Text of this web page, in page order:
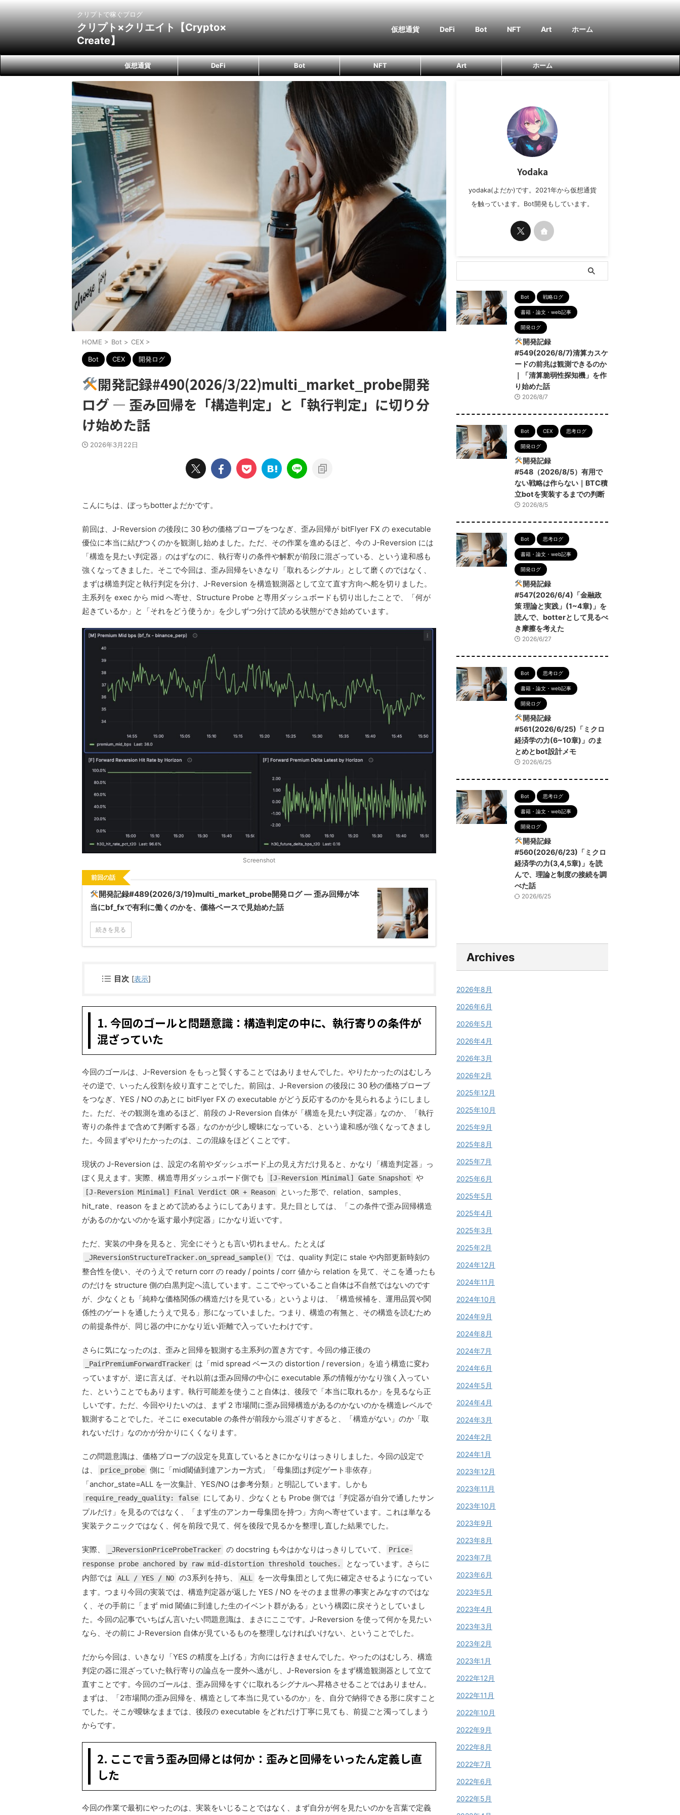
クリプトで稼ぐブログ
クリプト×クリエイト【Crypto×
Create】
仮想通貨 DeFi Bot NFT Art ホーム
仮想通貨 DeFi Bot NFT Art ホーム
HOME > Bot > CEX >
Bot CEX 開発ログ
開発記録#490(2026/3/22)multi_market_probe開発
ログ ― 歪み回帰を「構造判定」と「執行判定」に切り分
け始めた話
2026年3月22日
こんにちは、ぼっちbotterよだかです。
前回は、J-Reversion の後段に 30 秒の価格プローブをつなぎ、歪み回帰が bitFlyer FX の executable
優位に本当に結びつくのかを観測し始めました。ただ、その作業を進めるほど、今の J-Reversion には
「構造を見たい判定器」のはずなのに、執行寄りの条件や解釈が前段に混ざっている、という違和感も
強くなってきました。そこで今回は、歪み回帰をいきなり「取れるシグナル」として磨くのではなく、
まずは構造判定と執行判定を分け、J-Reversion を構造観測器として立て直す方向へ舵を切りました。
主系列を exec から mid へ寄せ、Structure Probe と専用ダッシュボードも切り出したことで、「何が
起きているか」と「それをどう使うか」を少しずつ分けて読める状態ができ始めています。
Screenshot
前回の話
開発記録#489(2026/3/19)multi_market_probe開発ログ ― 歪み回帰が本
当にbf_fxで有利に働くのかを、価格ベースで見始めた話
続きを見る
目次 [表示]
1. 今回のゴールと問題意識：構造判定の中に、執行寄りの条件が
混ざっていた
今回のゴールは、J-Reversion をもっと賢くすることではありませんでした。やりたかったのはむしろ
その逆で、いったん役割を絞り直すことでした。前回は、J-Reversion の後段に 30 秒の価格プローブ
をつなぎ、YES / NO のあとに bitFlyer FX の executable がどう反応するのかを見られるようにしまし
た。ただ、その観測を進めるほど、前段の J-Reversion 自体が「構造を見たい判定器」なのか、「執行
寄りの条件まで含めて判断する器」なのかが少し曖昧になっている、という違和感が強くなってきまし
た。今回まずやりたかったのは、この混線をほどくことです。
現状の J-Reversion は、設定の名前やダッシュボード上の見え方だけ見ると、かなり「構造判定器」っ
ぽく見えます。実際、構造専用ダッシュボード側でも
[J-Reversion Minimal] Gate Snapshot や
[J-Reversion Minimal] Final Verdict OR + Reason
といった形で、relation、samples、
hit_rate、reason をまとめて読めるようにしてあります。見た目としては、「この条件で歪み回帰構造
があるのかないのかを返す最小判定器」にかなり近いです。
ただ、実装の中身を見ると、完全にそうとも言い切れません。たとえば
_JReversionStructureTracker.on_spread_sample()
では、quality 判定に stale や内部更新時刻の
整合性を使い、そのうえで return corr の ready / points / corr 値から relation を見て、そこを通ったも
のだけを structure 側の白黒判定へ流しています。ここでやっていること自体は不自然ではないのです
が、少なくとも「純粋な価格関係の構造だけを見ている」というよりは、「構造候補を、運用品質や関
係性のゲートを通したうえで見る」形になっていました。つまり、構造の有無と、その構造を読むため
の前提条件が、同じ器の中にかなり近い距離で入っていたわけです。
さらに気になったのは、歪みと回帰を観測する主系列の置き方です。今回の修正後の
_PairPremiumForwardTracker
は「mid spread ベースの distortion / reversion」を追う構造に変わ
っていますが、逆に言えば、それ以前は歪み回帰の中心に executable 系の情報がかなり強く入ってい
た、ということでもあります。執行可能差を使うこと自体は、後段で「本当に取れるか」を見るなら正
しいです。ただ、今回やりたいのは、まず 2 市場間に歪み回帰構造があるのかないのかを構造レベルで
観測することでした。そこに executable の条件が前段から混ざりすぎると、「構造がない」のか「取
れないだけ」なのかが分かりにくくなります。
この問題意識は、価格プローブの設定を見直しているときにかなりはっきりしました。今回の設定で
は、
price_probe
側に「mid閾値到達アンカー方式」「母集団は判定ゲート非依存」
「anchor_state=ALL を一次集計、YES/NO は参考分類」と明記しています。しかも
require_ready_quality: false
にしてあり、少なくとも Probe 側では「判定器が自分で通したサン
プルだけ」を見るのではなく、「まず生のアンカー母集団を持つ」方向へ寄せています。これは単なる
実装テクニックではなく、何を前段で見て、何を後段で見るかを整理し直した結果でした。
実際、 _JReversionPriceProbeTracker の docstring も今はかなりはっきりしていて、
Price-
response probe anchored by raw mid-distortion threshold touches.
となっています。さらに
内部では
ALL / YES / NO の3系列を持ち、 ALL
を一次母集団として先に確定させるようになってい
ます。つまり今回の実装では、構造判定器が返した YES / NO をそのまま世界の事実とみなすのではな
く、その手前に「まず mid 閾値に到達した生のイベント群がある」という構図に戻そうとしていまし
た。今回の記事でいちばん言いたい問題意識は、まさにここです。J-Reversion を使って何かを見たい
なら、その前に J-Reversion 自体が見ているものを整理しなければいけない、ということでした。
だから今回は、いきなり「YES の精度を上げる」方向には行きませんでした。やったのはむしろ、構造
判定の器に混ざっていた執行寄りの論点を一度外へ逃がし、J-Reversion をまず構造観測器として立て
直すことです。今回のゴールは、歪み回帰をすぐに取れるシグナルへ昇格させることではありません。
まずは、「2市場間の歪み回帰を、構造として本当に見ているのか」を、自分で納得できる形に戻すこと
でした。そこが曖昧なままでは、後段の executable をどれだけ丁寧に見ても、前提ごと濁ってしまう
からです。
2. ここで言う歪み回帰とは何か：歪みと回帰をいったん定義し直
した
今回の作業で最初にやったのは、実装をいじることではなく、まず自分が何を見たいのかを言葉で定義
Yodaka
yodaka(よだか)です。2021年から仮想通貨
を触っています。Bot開発もしています。
Bot 戦略ログ
書籍・論文・web記事
開発ログ
開発記録
#549(2026/8/7)清算カスケ
ードの前兆は観測できるのか
｜「清算脆弱性探知機」を作
り始めた話
2026/8/7
Bot CEX 思考ログ
開発ログ
開発記録
#548（2026/8/5）有用で
ない戦略は作らない｜BTC積
立botを実装するまでの判断
2026/8/5
Bot 思考ログ
書籍・論文・web記事
開発ログ
開発記録
#547(2026/6/4)「金融政
策 理論と実践」(1~4章)」を
読んで、botterとして見るべ
き摩擦を考えた
2026/6/27
Bot 思考ログ
書籍・論文・web記事
開発ログ
開発記録
#561(2026/6/25)「ミクロ
経済学の力(6~10章)」のま
とめとbot設計メモ
2026/6/25
Bot 思考ログ
書籍・論文・web記事
開発ログ
開発記録
#560(2026/6/23)「ミクロ
経済学の力(3,4,5章)」を読
んで、理論と制度の接続を調
べた話
2026/6/25
Archives
2026年8月
2026年6月
2026年5月
2026年4月
2026年3月
2026年2月
2025年12月
2025年10月
2025年9月
2025年8月
2025年7月
2025年6月
2025年5月
2025年4月
2025年3月
2025年2月
2024年12月
2024年11月
2024年10月
2024年9月
2024年8月
2024年7月
2024年6月
2024年5月
2024年4月
2024年3月
2024年2月
2024年1月
2023年12月
2023年11月
2023年10月
2023年9月
2023年8月
2023年7月
2023年6月
2023年5月
2023年4月
2023年3月
2023年2月
2023年1月
2022年12月
2022年11月
2022年10月
2022年9月
2022年8月
2022年7月
2022年6月
2022年5月